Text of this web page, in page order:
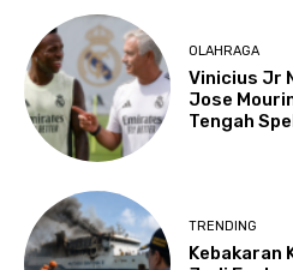
OLAHRAGA
Vinicius Jr
Jose
Tengah
TRENDING
Kebakaran